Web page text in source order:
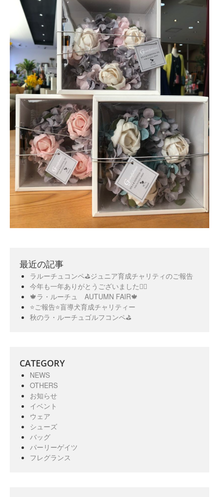
最近の記事
ラルーチュコンペ⛳️ジュニア育成チャリティのご報告
今年も一年ありがとうございました🙇‍♀️
🍁ラ・ルーチュ AUTUMN FAIR🍁
⭐️ご報告⭐️盲導犬育成チャリティー
秋のラ・ルーチュゴルフコンペ⛳️
CATEGORY
NEWS
OTHERS
お知らせ
イベント
ウェア
シューズ
バッグ
パーリーゲイツ
フレグランス